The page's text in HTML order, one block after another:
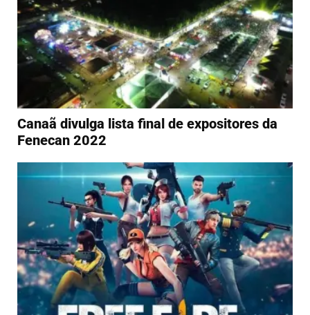
Canaã divulga lista final de expositores da
Fenecan 2022